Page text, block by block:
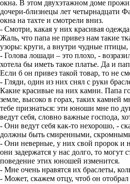
окна. В этом двухэтажном доме
дочери-близнецы лет четырнадцати
окна на тахте и смотрели вниз.
- Смотри, какая у них красивая
Жаль, что папа не привез нам такие
узоры: круги, а внутри чудные
- Голова лошади – это плохо, -
хотела бы иметь такое платье. Да и
Если б он привез такой товар, то не
- Гляди, один из них снял с руки
Какие красивые на них камни. Папа
земле, высоко в горах, таких камней
тебе признаться: эти юноши мне по
ведут себя, словно важные господа,
- Они ведут себя как-то нехорошо, -
должны быть смиренными,
- Они неверные, у них свой пророк и
они задержатся у нас долго, то могут
поведение этих юношей изменится.
- Мне очень нравятся их браслеты,
- Может, скажем отцу, чтоб он